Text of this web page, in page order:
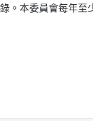
。本委員會每年至